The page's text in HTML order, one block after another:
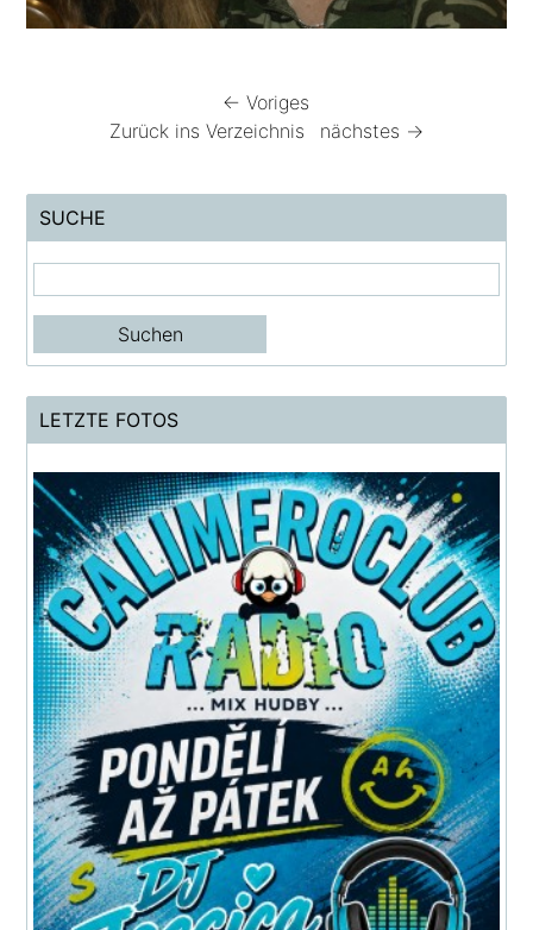
← Voriges
Zurück ins Verzeichnis
nächstes →
SUCHE
LETZTE FOTOS